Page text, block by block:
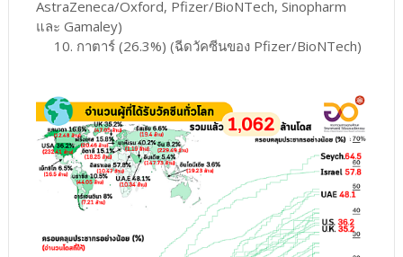
AstraZeneca/Oxford, Pfizer/BioNTech, Sinopharm
และ Gamaley)
10. กาตาร์ (26.3%) (ฉีดวัคซีนของ Pfizer/BioNTech)